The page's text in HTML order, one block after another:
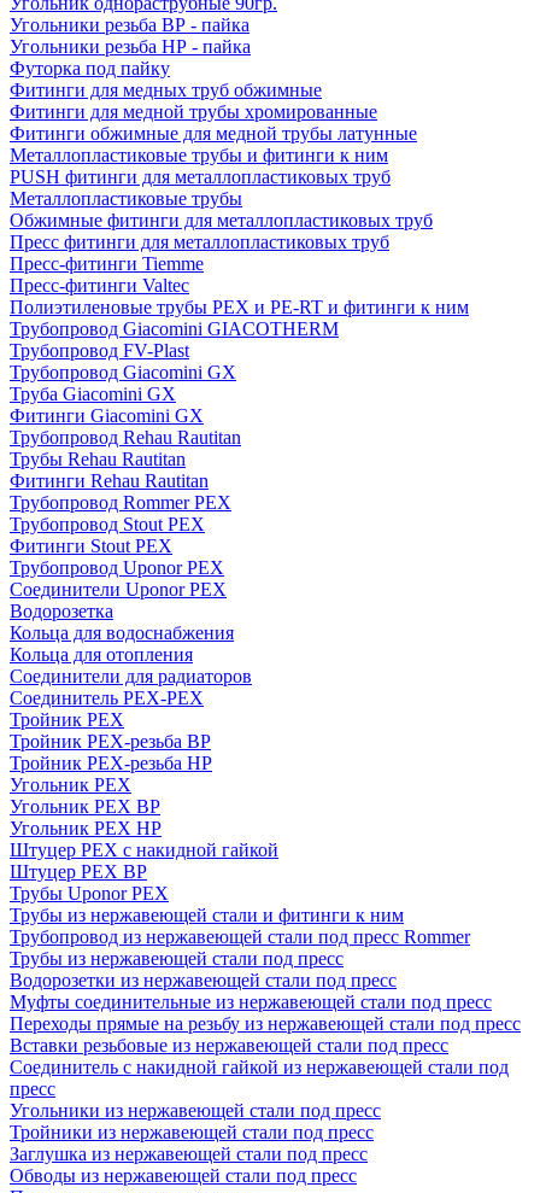
Угольники резьба ВР - пайка
Угольники резьба НР - пайка
Футорка под пайку
Фитинги для медных труб обжимные
Фитинги для медной трубы хромированные
Фитинги обжимные для медной трубы латунные
Металлопластиковые трубы и фитинги к ним
PUSH фитинги для металлопластиковых труб
Металлопластиковые трубы
Обжимные фитинги для металлопластиковых труб
Пресс фитинги для металлопластиковых труб
Пресс-фитинги Tiemme
Пресс-фитинги Valtec
Полиэтиленовые трубы PEX и PE-RT и фитинги к ним
Трубопровод Giacomini GIACOTHERM
Трубопровод FV-Plast
Трубопровод Giacomini GX
Труба Giacomini GX
Фитинги Giacomini GX
Трубопровод Rehau Rautitan
Трубы Rehau Rautitan
Фитинги Rehau Rautitan
Трубопровод Rommer PEX
Трубопровод Stout PEX
Фитинги Stout PEX
Трубопровод Uponor PEX
Соединители Uponor PEX
Водорозетка
Кольца для водоснабжения
Кольца для отопления
Соединители для радиаторов
Соединитель PEX-PEX
Тройник PEX
Тройник PEX-резьба ВР
Тройник PEX-резьба НР
Угольник PEX
Угольник PEX ВР
Угольник PEX НР
Штуцер PEX c накидной гайкой
Штуцер PEX ВР
Трубы Uponor PEX
Трубы из нержавеющей стали и фитинги к ним
Трубопровод из нержавеющей стали под пресс Rommer
Трубы из нержавеющей стали под пресс
Водорозетки из нержавеющей стали под пресс
Муфты соединительные из нержавеющей стали под пресс
Переходы прямые на резьбу из нержавеющей стали под пресс
Вставки резьбовые из нержавеющей стали под пресс
Соединитель с накидной гайкой из нержавеющей стали под
пресс
Угольники из нержавеющей стали под пресс
Тройники из нержавеющей стали под пресс
Заглушка из нержавеющей стали под пресс
Обводы из нержавеющей стали под пресс